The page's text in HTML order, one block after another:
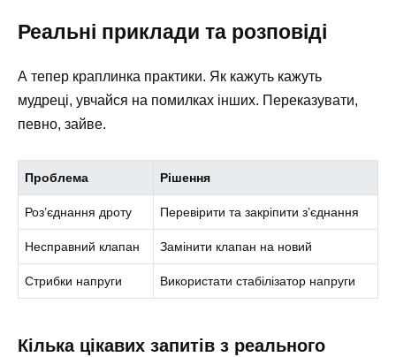
Реальні приклади та розповіді
А тепер краплинка практики. Як кажуть кажуть
мудреці, увчайся на помилках інших. Переказувати,
певно, зайве.
Проблема Рішення
Роз’єднання дроту Перевірити та закріпити з’єднання
Несправний клапан Замінити клапан на новий
Стрибки напруги Використати стабілізатор напруги
Кілька цікавих запитів з реального